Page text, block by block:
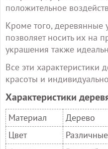
положительное
Кроме того, деревянные
позволяет носить их на
украшения также
Все эти
красоты и
Характеристики
Материал
Дерево
Цвет